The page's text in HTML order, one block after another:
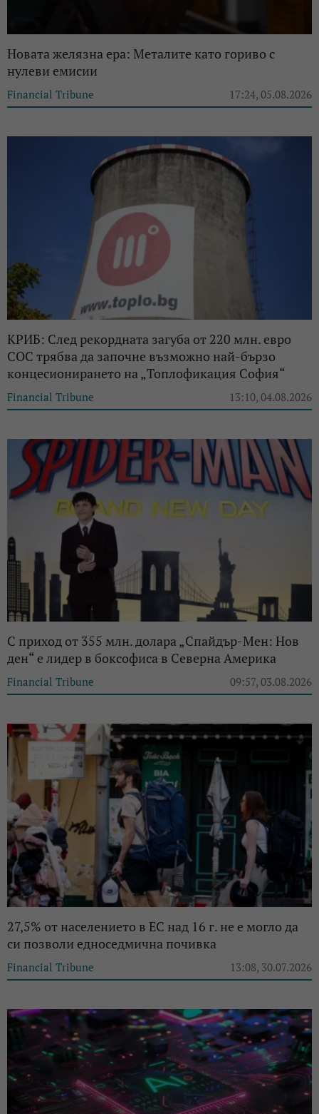
Новата желязна ера: Металите като гориво с
нулеви емисии
Financial Tribune 17:24, 05.08.2026
КРИБ: След рекордната загуба от 220 млн. евро
СОС трябва да започне възможно най-бързо
концесионирането на „Топлофикация София“
Financial Tribune 13:10, 04.08.2026
С приход от 355 млн. долара „Спайдър-Мен: Нов
ден“ е лидер в боксофиса в Северна Америка
Financial Tribune 09:57, 03.08.2026
27,5% от населението в ЕС над 16 г. не е могло да
си позволи едноседмична почивка
Financial Tribune 13:08, 30.07.2026